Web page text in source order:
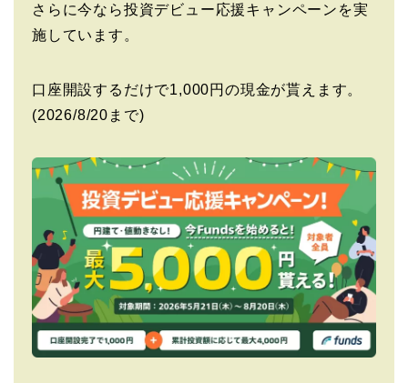
さらに今なら投資デビュー応援キャンペーンを実
施しています。
口座開設するだけで1,000円の現金が貰えます。
(2026/8/20まで)